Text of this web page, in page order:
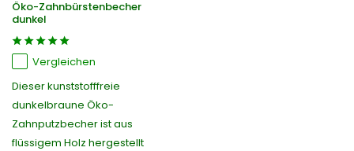
Öko-Zahnbürstenbecher
dunkel
Vergleichen
Dieser kunststofffreie
dunkelbraune Öko-
Zahnputzbecher ist aus
flüssigem Holz hergestellt